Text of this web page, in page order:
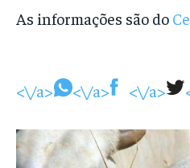
As informações são do
<\/a> <\/a> <\/a>